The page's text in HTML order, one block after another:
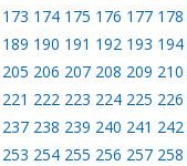
173 174 175 176 177 178
189 190 191 192 193 194
205 206 207 208 209 210
221 222 223 224 225 226
237 238 239 240 241 242
253 254 255 256 257 258